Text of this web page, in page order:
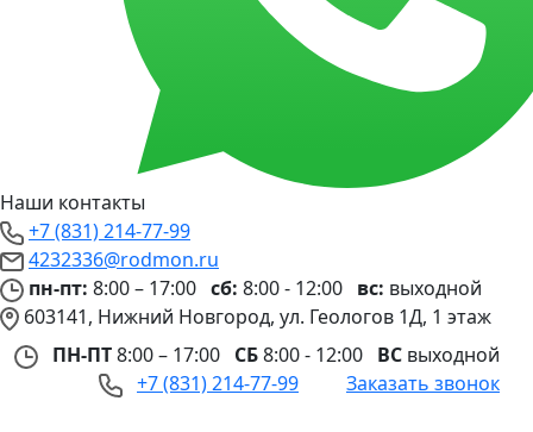
Наши контакты
+7 (831) 214-77-99
4232336@rodmon.ru
пн-пт: 8:00 – 17:00 сб: 8:00 - 12:00 вс: выходной
603141, Нижний Новгород, ул. Геологов 1Д, 1 этаж
ПН-ПТ8:00 – 17:00 СБ8:00 - 12:00 ВС выходной
+7 (831) 214-77-99
Заказать звонок